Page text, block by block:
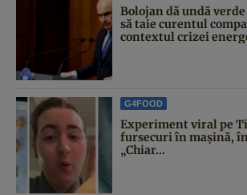
Bolojan dă undă
să taie curentul
contextul crizei
G4FOOD
Experiment viral pe
fursecuri în mașină,
„Chiar...